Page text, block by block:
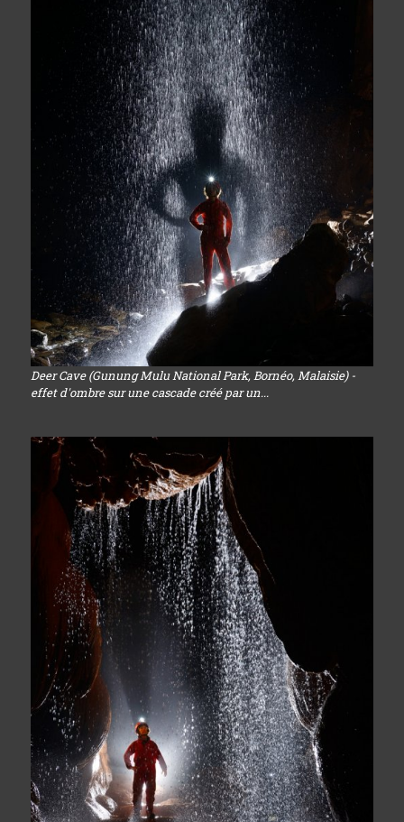
Deer Cave (Gunung Mulu National Park, Bornéo, Malaisie) -
effet d'ombre sur une cascade créé par un...